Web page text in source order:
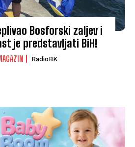
Bosforski zaljev i
je predstavljati BiH!
RadioBK